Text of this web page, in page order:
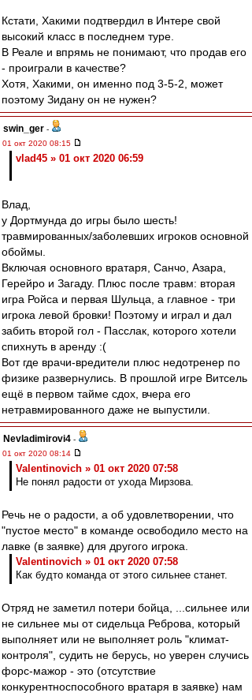
Кстати, Хакими подтвердил в Интере свой
высокий класс в последнем туре.
В Реале и впрямь не понимают, что продав его
- проиграли в качестве?
Хотя, Хакими, он именно под 3-5-2, может
поэтому Зидану он не нужен?
swin_ger -
01 окт 2020 08:15
vlad45 » 01 окт 2020 06:59
Влад,
у Дортмунда до игры было шесть!
травмированных/заболевших игроков основной
обоймы.
Включая основного вратаря, Санчо, Азара,
Герейро и Загаду. Плюс после травм: вторая
игра Ройса и первая Шульца, а главное - три
игрока левой бровки! Поэтому и играл и дал
забить второй гол - Пасслак, которого хотели
спихнуть в аренду :(
Вот где врачи-вредители плюс недотренер по
физике развернулись. В прошлой игре Витсель
ещё в первом тайме сдох, вчера его
нетравмированного даже не выпустили.
Nevladimirovi4 -
01 окт 2020 08:14
Valentinovich » 01 окт 2020 07:58
Не понял радости от ухода Мирзова.
Речь не о радости, а об удовлетворении, что
"пустое место" в команде освободило место на
лавке (в заявке) для другого игрока.
Valentinovich » 01 окт 2020 07:58
Как будто команда от этого сильнее станет.
Отряд не заметил потери бойца, ...сильнее или
не сильнее мы от сидельца Реброва, который
выполняет или не выполняет роль "климат-
контроля", судить не берусь, но уверен случись
форс-мажор - это (отсутствие
конкурентноспособного вратаря в заявке) нам